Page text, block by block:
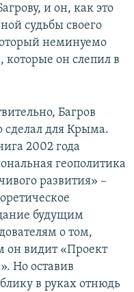
и он, как это
судьбы своего
неминуемо
которые он слепил в
Багров
сделал для Крыма.
2002 года
геополитика
развития» –
будущим
о том,
он видит «Проект
Но оставив
в руках отнюдь